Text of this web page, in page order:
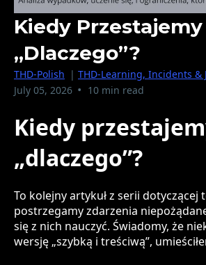
Kiedy
„dlaczego”?
THD-Polish | THD-Learning, Incidents &
July 05, 2026 • 10 min read
Kiedy
„dlaczego”?
To kolejny artykuł z serii dotyczącej
postrzegamy zdarzenia
się z nich nauczyć. Świadomy, że
wersję „szybką i treściwą”,